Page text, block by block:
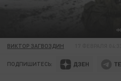
ВИКТОР ЗАГВОЗДИН
ПОДПИШИТЕСЬ: